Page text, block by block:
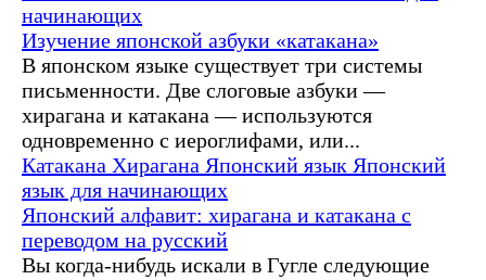
начинающих
Изучение японской азбуки «катакана»
В японском языке существует три системы
письменности. Две слоговые азбуки —
хирагана и катакана — используются
одновременно с иероглифами, или...
Катакана Хирагана Японский язык Японский
язык для начинающих
Японский алфавит: хирагана и катакана с
переводом на русский
Вы когда-нибудь искали в Гугле следующие